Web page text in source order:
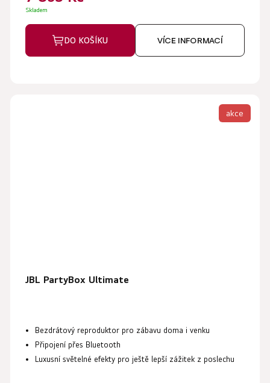
Skladem
DO KOŠÍKU VÍCE INFORMACÍ
akce
JBL PartyBox Ultimate
Bezdrátový reproduktor pro zábavu doma i venku
Připojení přes Bluetooth
Luxusní světelné efekty pro ještě lepší zážitek z poslechu